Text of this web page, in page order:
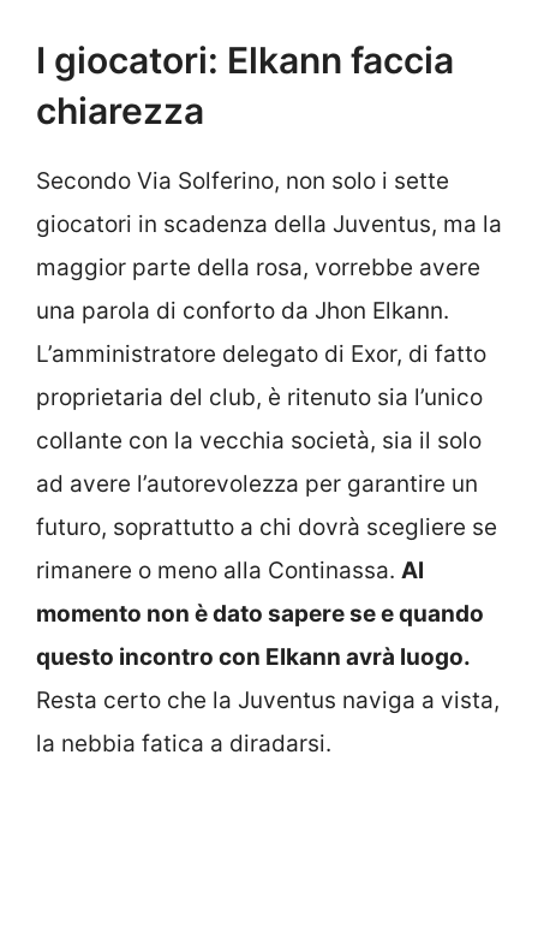
I giocatori: Elkann faccia
chiarezza
Secondo Via Solferino, non solo i sette
giocatori in scadenza della Juventus, ma la
maggior parte della rosa, vorrebbe avere
una parola di conforto da Jhon Elkann.
L’amministratore delegato di Exor, di fatto
proprietaria del club, è ritenuto sia l’unico
collante con la vecchia società, sia il solo
ad avere l’autorevolezza per garantire un
futuro, soprattutto a chi dovrà scegliere se
rimanere o meno alla Continassa. Al
momento non è dato sapere se e quando
questo incontro con Elkann avrà luogo.
Resta certo che la Juventus naviga a vista,
la nebbia fatica a diradarsi.